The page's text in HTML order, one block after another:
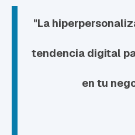
"La
tendencia digital
en tu